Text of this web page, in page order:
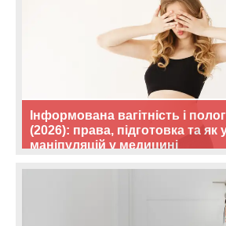
Інформована вагітність і
(2026): права, підготовка та як
маніпуляцій у медицині